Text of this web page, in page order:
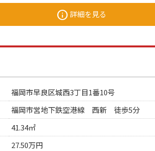
info詳細を見る
福岡市早良区城西3丁目1番10号
福岡市営地下鉄空港線 西新 徒歩5分
41.34㎡
27.50万円